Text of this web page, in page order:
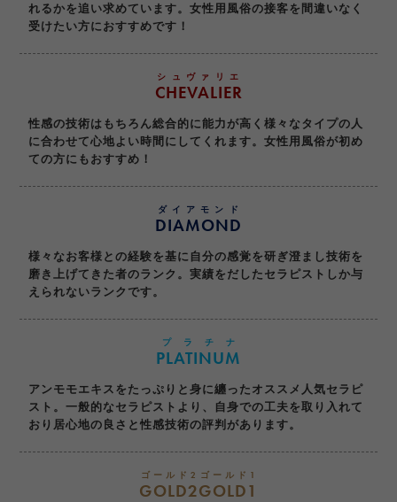
れるかを追い求めています。女性用風俗の接客を間違いなく
受けたい方におすすめです！
CHEVALIER
シュヴァリエ
性感の技術はもちろん総合的に能力が高く様々なタイプの人
に合わせて心地よい時間にしてくれます。女性用風俗が初め
ての方にもおすすめ！
DIAMOND
ダイアモンド
様々なお客様との経験を基に自分の感覚を研ぎ澄まし技術を
磨き上げてきた者のランク。実績をだしたセラピストしか与
えられないランクです。
PLATINUM
プラチナ
アンモモエキスをたっぷりと身に纏ったオススメ人気セラピ
スト。一般的なセラピストより、自身での工夫を取り入れて
おり居心地の良さと性感技術の評判があります。
GOLD2
ゴールド2
GOLD1
ゴールド1